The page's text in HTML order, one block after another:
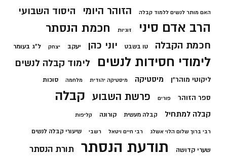
האם מותר לנשים ללמוד קבלה הזוהר היומי היסוד השבועי
הרב אדם סיני זוגיות חכמת הנסתר
חכמת הקבלה טו בשבט יוני כהן יעקב יצחק ל"ג בעומר
לימודי חסידות לנשים לימוד קבלה לנשים
ליקוטי מוהר"ן מיסטיקה מיסטיקה יהודית מלחמה סוכות
ספר הזוהר פורים פרשת השבוע קבלה
קבלה למתחיל קבלה מעשית קורונה קליפות
רבי ברוך שלום הלוי אשלג רבי חיים ויטאל רשבי שיעורי קבלה לנשים
שערי קדושה תודעת הנסתר תורת הנסתר